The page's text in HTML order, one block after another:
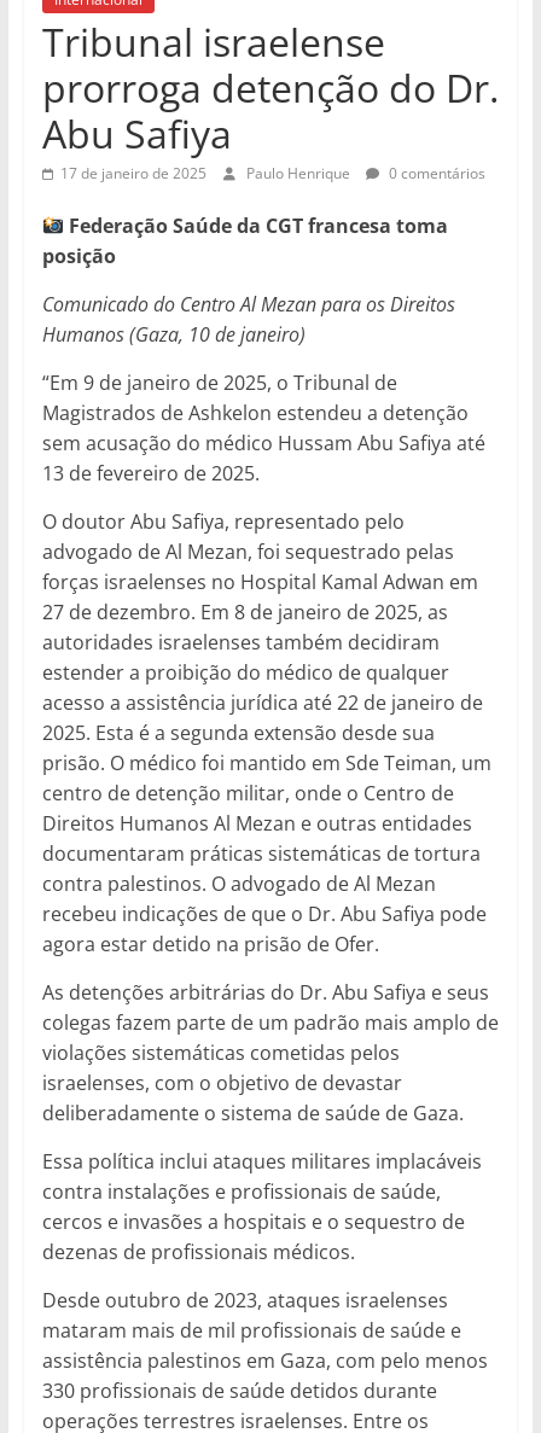
Tribunal israelense
prorroga detenção do Dr.
Abu Safiya
17 de janeiro de 2025 Paulo Henrique 0 comentários
Federação Saúde da CGT francesa toma
posição
Comunicado do Centro Al Mezan para os Direitos
Humanos (Gaza, 10 de janeiro)
“Em 9 de janeiro de 2025, o Tribunal de
Magistrados de Ashkelon estendeu a detenção
sem acusação do médico Hussam Abu Safiya até
13 de fevereiro de 2025.
O doutor Abu Safiya, representado pelo
advogado de Al Mezan, foi sequestrado pelas
forças israelenses no Hospital Kamal Adwan em
27 de dezembro. Em 8 de janeiro de 2025, as
autoridades israelenses também decidiram
estender a proibição do médico de qualquer
acesso a assistência jurídica até 22 de janeiro de
2025. Esta é a segunda extensão desde sua
prisão. O médico foi mantido em Sde Teiman, um
centro de detenção militar, onde o Centro de
Direitos Humanos Al Mezan e outras entidades
documentaram práticas sistemáticas de tortura
contra palestinos. O advogado de Al Mezan
recebeu indicações de que o Dr. Abu Safiya pode
agora estar detido na prisão de Ofer.
As detenções arbitrárias do Dr. Abu Safiya e seus
colegas fazem parte de um padrão mais amplo de
violações sistemáticas cometidas pelos
israelenses, com o objetivo de devastar
deliberadamente o sistema de saúde de Gaza.
Essa política inclui ataques militares implacáveis
contra instalações e profissionais de saúde,
cercos e invasões a hospitais e o sequestro de
dezenas de profissionais médicos.
Desde outubro de 2023, ataques israelenses
mataram mais de mil profissionais de saúde e
assistência palestinos em Gaza, com pelo menos
330 profissionais de saúde detidos durante
operações terrestres israelenses. Entre os